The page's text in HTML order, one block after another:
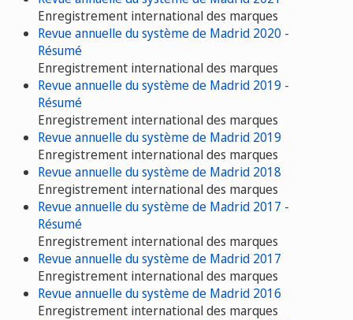
Enregistrement international des marques
Revue annuelle du système de Madrid 2020 -
Résumé
Enregistrement international des marques
Revue annuelle du système de Madrid 2019 -
Résumé
Enregistrement international des marques
Revue annuelle du système de Madrid 2019
Enregistrement international des marques
Revue annuelle du système de Madrid 2018
Enregistrement international des marques
Revue annuelle du système de Madrid 2017 -
Résumé
Enregistrement international des marques
Revue annuelle du système de Madrid 2017
Enregistrement international des marques
Revue annuelle du système de Madrid 2016
Enregistrement international des marques